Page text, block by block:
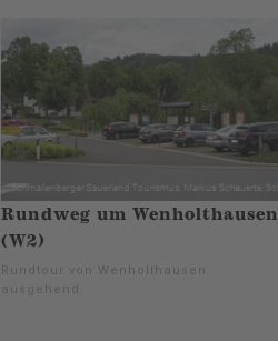
Rundweg um Wenholthausen
(W2)
Rundtour von Wenholthausen
ausgehend.